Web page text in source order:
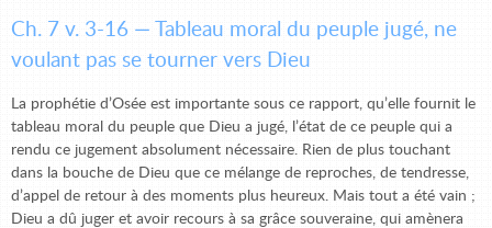
Ch. 7 v. 3-16 — Tableau moral du peuple jugé, ne
voulant pas se tourner vers Dieu
La prophétie d’Osée est importante sous ce rapport, qu’elle fournit le
tableau moral du peuple que Dieu a jugé, l’état de ce peuple qui a
rendu ce jugement absolument nécessaire. Rien de plus touchant
dans la bouche de Dieu que ce mélange de reproches, de tendresse,
d’appel de retour à des moments plus heureux. Mais tout a été vain ;
Dieu a dû juger et avoir recours à sa grâce souveraine, qui amènera